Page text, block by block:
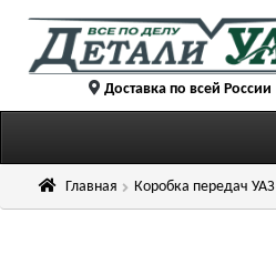
Перейти
Перейти
содержимому Доставка по всей России
Главная Коробка передач УАЗ